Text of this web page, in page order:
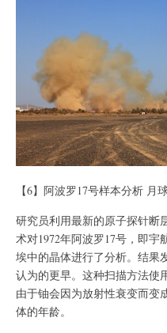
【6】阿波罗17号样本分析 月
研究员利用最新的原子探针断
术对1972年阿波罗17号，即
埃中的晶体进行了分析。结果
认为的更早。这种扫描方法使
由于铀会因为放射性衰变而变
体的年龄。